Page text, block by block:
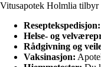
Vitusapotek Holmlia tilbyr
Reseptekspedisjon:
Helse- og
Rådgivning og
Vaksinasjon: